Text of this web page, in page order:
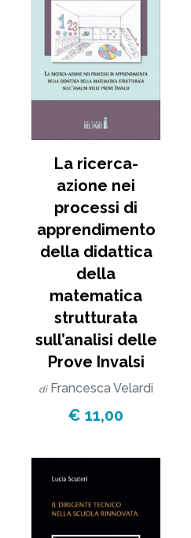
La ricerca-
azione nei
processi di
apprendimento
della didattica
della
matematica
strutturata
sull’analisi delle
Prove Invalsi
di Francesca Velardi
€ 11,00